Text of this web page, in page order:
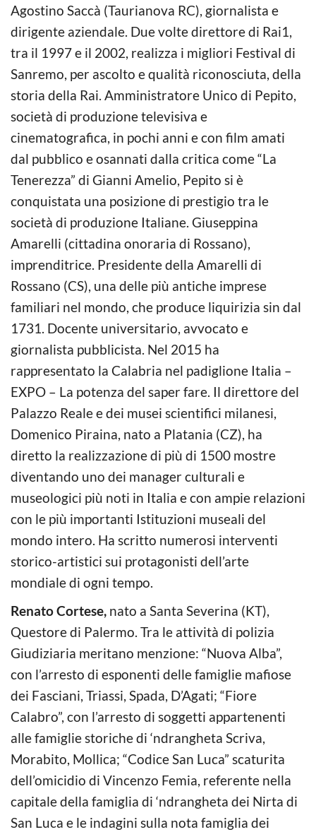
Agostino Saccà (Taurianova RC), giornalista e
dirigente aziendale. Due volte direttore di Rai1,
tra il 1997 e il 2002, realizza i migliori Festival di
Sanremo, per ascolto e qualità riconosciuta, della
storia della Rai. Amministratore Unico di Pepito,
società di produzione televisiva e
cinematografica, in pochi anni e con film amati
dal pubblico e osannati dalla critica come “La
Tenerezza” di Gianni Amelio, Pepito si è
conquistata una posizione di prestigio tra le
società di produzione Italiane. Giuseppina
Amarelli (cittadina onoraria di Rossano),
imprenditrice. Presidente della Amarelli di
Rossano (CS), una delle più antiche imprese
familiari nel mondo, che produce liquirizia sin dal
1731. Docente universitario, avvocato e
giornalista pubblicista. Nel 2015 ha
rappresentato la Calabria nel padiglione Italia –
EXPO – La potenza del saper fare. Il direttore del
Palazzo Reale e dei musei scientifici milanesi,
Domenico Piraina, nato a Platania (CZ), ha
diretto la realizzazione di più di 1500 mostre
diventando uno dei manager culturali e
museologici più noti in Italia e con ampie relazioni
con le più importanti Istituzioni museali del
mondo intero. Ha scritto numerosi interventi
storico-artistici sui protagonisti dell’arte
mondiale di ogni tempo.
Renato Cortese, nato a Santa Severina (KT),
Questore di Palermo. Tra le attività di polizia
Giudiziaria meritano menzione: “Nuova Alba”,
con l’arresto di esponenti delle famiglie mafiose
dei Fasciani, Triassi, Spada, D’Agati; “Fiore
Calabro”, con l’arresto di soggetti appartenenti
alle famiglie storiche di ‘ndrangheta Scriva,
Morabito, Mollica; “Codice San Luca” scaturita
dell’omicidio di Vincenzo Femia, referente nella
capitale della famiglia di ‘ndrangheta dei Nirta di
San Luca e le indagini sulla nota famiglia dei